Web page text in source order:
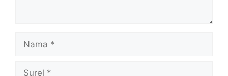
Nama
Surel